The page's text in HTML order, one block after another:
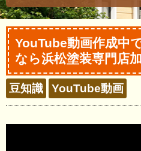
YouTube動画作成中
なら浜松塗装専門店
豆知識 YouTube動画